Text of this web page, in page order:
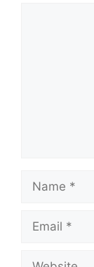
Name
Email
Website